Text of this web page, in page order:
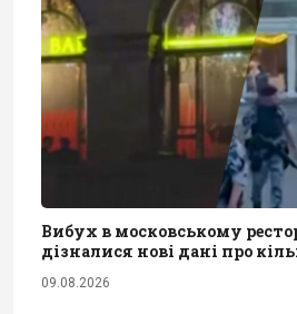
Вибух в московському
дізналися нові дані про
09.08.2026